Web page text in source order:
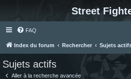
Street
FAQ
Index du forum Rechercher Sujets
Sujets actifs
Aller à la recherche avancée